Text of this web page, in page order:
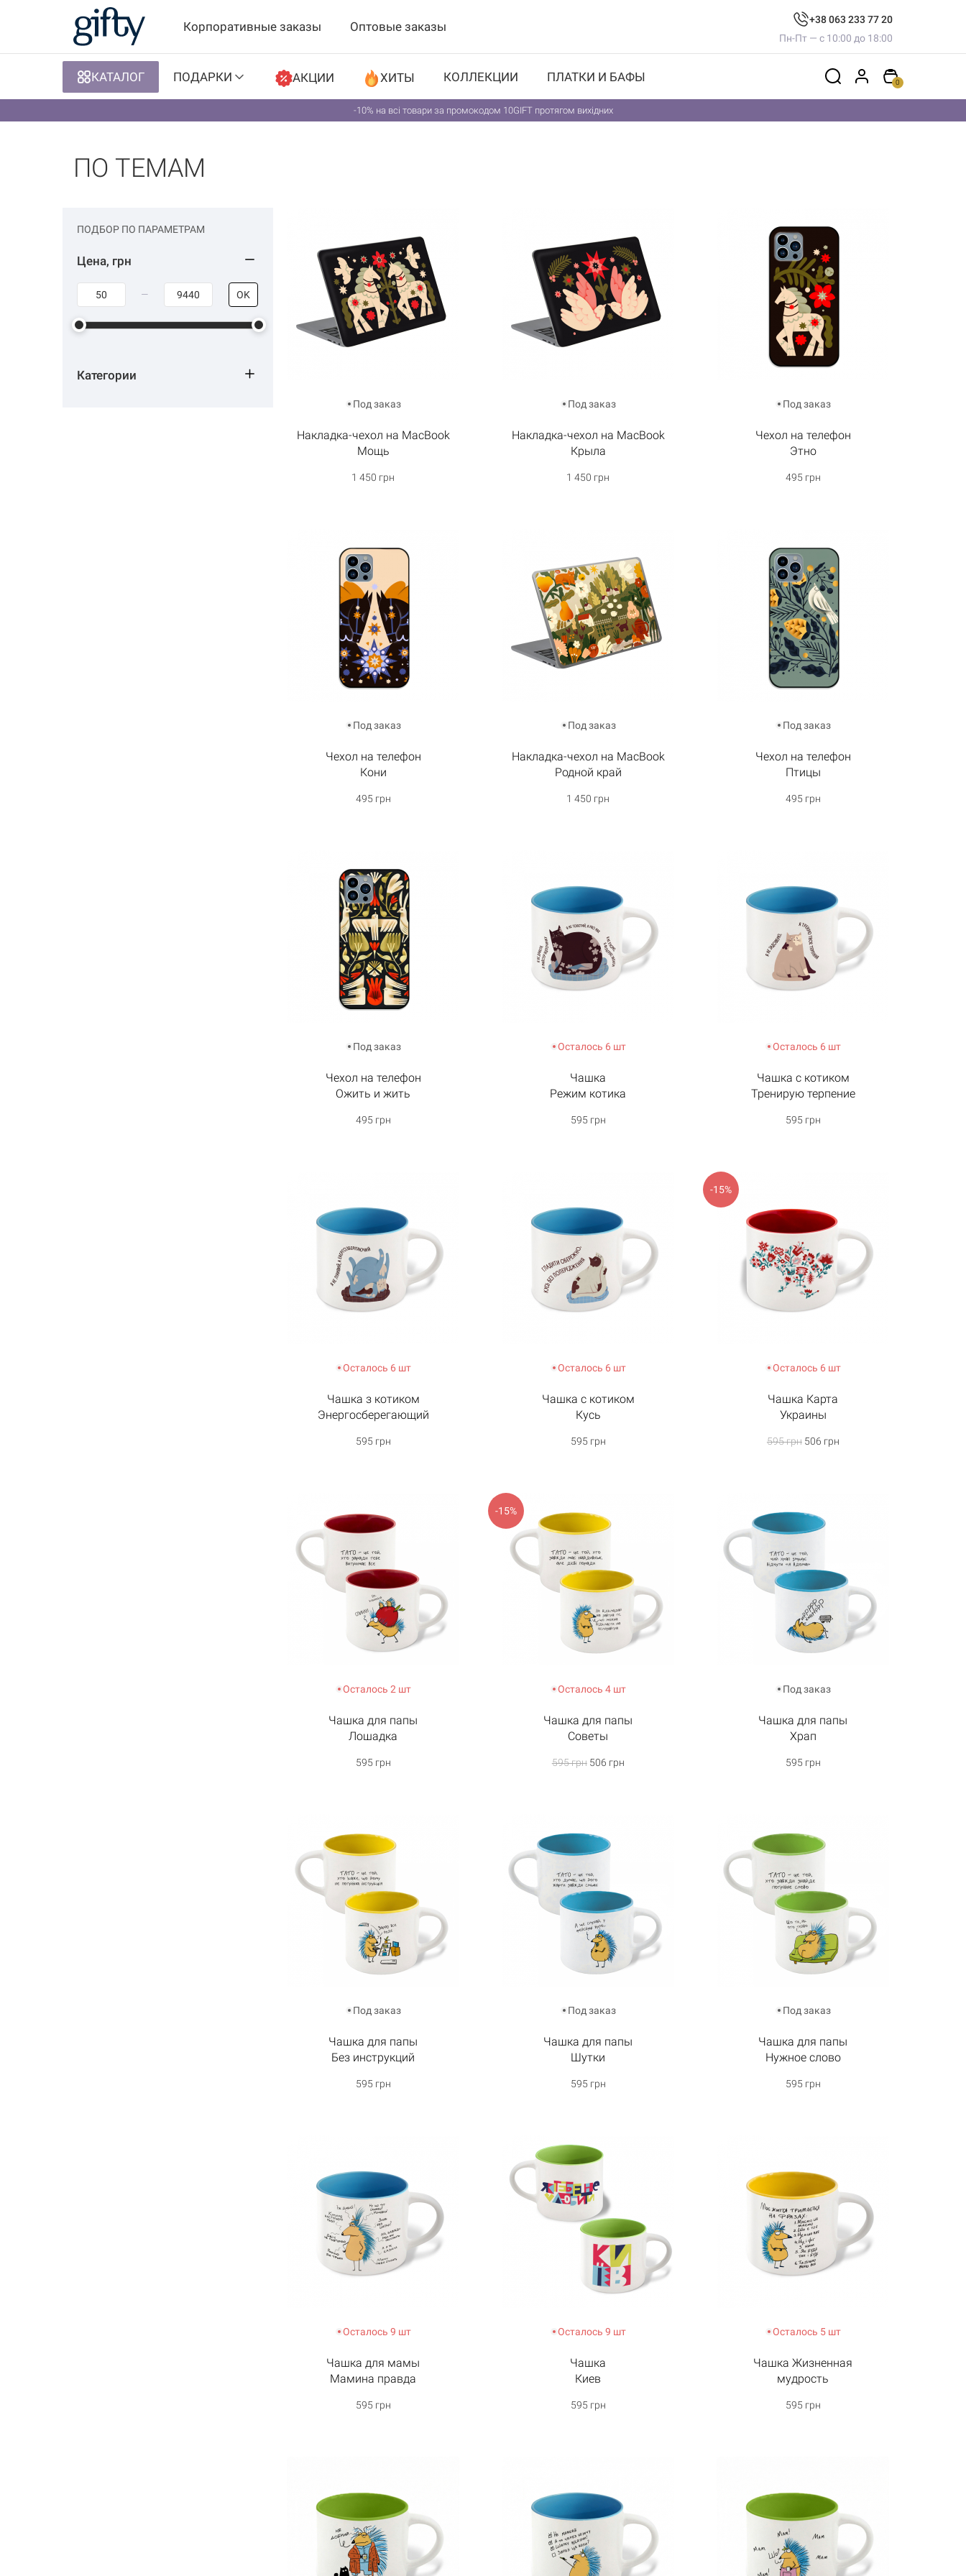
Корпоративные заказы Оптовые заказы
+38 063 233 77 20
Пн-Пт — с 10:00 до 18:00
КАТАЛОГ ПОДАРКИ АКЦИИ ХИТЫ КОЛЛЕКЦИИ ПЛАТКИ И БАФЫ 0
-10% на всі товари за промокодом 10GIFT протягом вихідних
ПО ТЕМАМ
ПОДБОР ПО ПАРАМЕТРАМ
Цена, грн
OK
Категории
Под заказ
Накладка-чехол на MacBook
Мощь
1 450 грн
Под заказ
Накладка-чехол на MacBook
Крыла
1 450 грн
Под заказ
Чехол на телефон
Этно
495 грн
Под заказ
Чехол на телефон
Кони
495 грн
Под заказ
Накладка-чехол на MacBook
Родной край
1 450 грн
Под заказ
Чехол на телефон
Птицы
495 грн
Под заказ
Чехол на телефон
Ожить и жить
495 грн
Осталось 6 шт
Чашка
Режим котика
595 грн
Осталось 6 шт
Чашка с котиком
Тренирую терпение
595 грн
Осталось 6 шт
Чашка з котиком
Энергосберегающий
595 грн
Осталось 6 шт
Чашка с котиком
Кусь
595 грн
-15%
Осталось 6 шт
Чашка Карта
Украины
595 грн506 грн
Осталось 2 шт
Чашка для папы
Лошадка
595 грн
-15%
Осталось 4 шт
Чашка для папы
Советы
595 грн506 грн
Под заказ
Чашка для папы
Храп
595 грн
Под заказ
Чашка для папы
Без инструкций
595 грн
Под заказ
Чашка для папы
Шутки
595 грн
Под заказ
Чашка для папы
Нужное слово
595 грн
Осталось 9 шт
Чашка для мамы
Мамина правда
595 грн
Осталось 9 шт
Чашка
Киев
595 грн
Осталось 5 шт
Чашка Жизненная
мудрость
595 грн
Корзина пуста